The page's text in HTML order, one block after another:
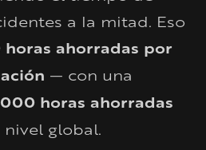
a la mitad. Eso
horas ahorradas por
— con una
horas ahorradas
nivel global.